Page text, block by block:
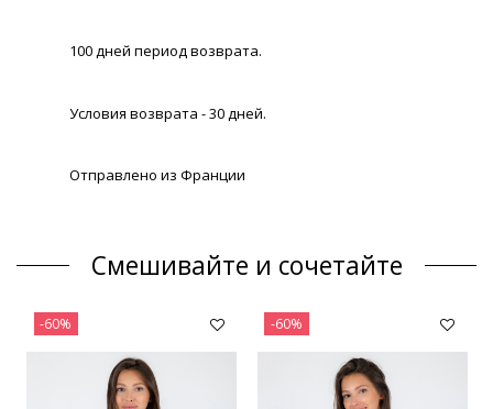
100 дней период возврата.
Условия возврата - 30 дней.
Отправлено из Франции
Смешивайте и сочетайте
-60% -60%